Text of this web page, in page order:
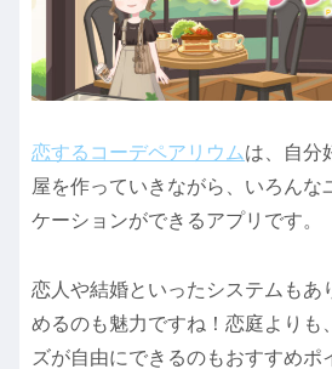
恋するコーデペアリウムは、自分
屋を作っていきながら、いろんな
ケーションができるアプリです。
恋人や結婚といったシステムもあ
めるのも魅力ですね！恋庭よりも
ズが自由にできるのもおすすめポ